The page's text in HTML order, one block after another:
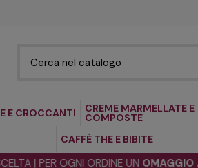
E CROCCANTI CREME MARMELLATE E
COMPOSTE
CAFFÈ THE E BIBITE
OGNI ORDINE UNOMAGGIOA TUA